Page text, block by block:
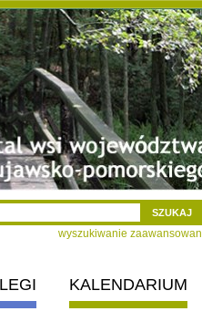
wyszukiwanie
KALENDARIUM